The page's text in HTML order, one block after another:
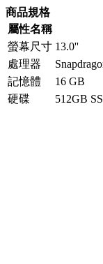
商品規格
屬性名稱
螢幕尺寸 13.0''
處理器
記憶體
16 GB
硬碟
512GB